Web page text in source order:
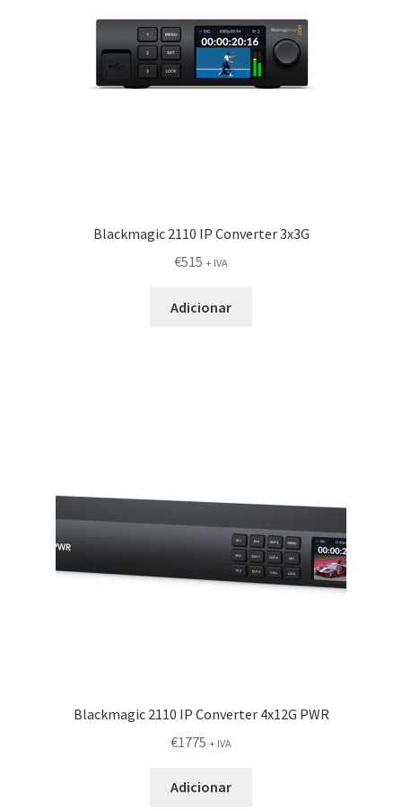
Blackmagic 2110 IP Converter 3x3G
€515 + IVA
Adicionar
Blackmagic 2110 IP Converter 4x12G PWR
€1775 + IVA
Adicionar